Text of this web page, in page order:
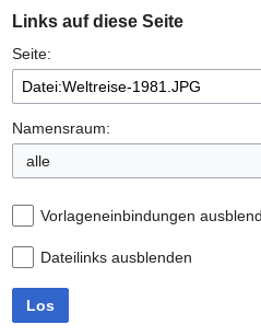
Navigation
springen
Suche
springen
Links auf diese Seite
Seite:
Namensraum:
alle
Vorlageneinbindungen
Dateilinks ausblenden
Los